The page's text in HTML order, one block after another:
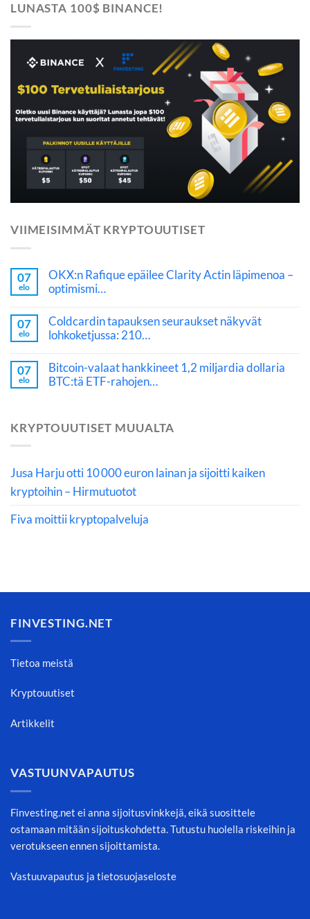
LUNASTA 100$ BINANCE!
VIIMEISIMMÄT KRYPTOUUTISET
07
elo
OKX:n Rafique epäilee Clarity Actin läpimenoa –
optimismi…
07
elo
Coldcardin tapauksen seuraukset näkyvät
lohkoketjussa: 210…
07
elo
Bitcoin-valaat hankkineet 1,2 miljardia dollaria
BTC:tä ETF-rahojen…
KRYPTOUUTISET MUUALTA
Jusa Harju otti 10 000 euron lainan ja sijoitti kaiken
kryptoihin – Hirmutuotot
Fiva moittii kryptopalveluja
FINVESTING.NET
Tietoa meistä
Kryptouutiset
Artikkelit
VASTUUNVAPAUTUS
Finvesting.net ei anna sijoitusvinkkejä, eikä suosittele
ostamaan mitään sijoituskohdetta. Tutustu huolella riskeihin ja
verotukseen ennen sijoittamista.
Vastuuvapautus ja tietosuojaseloste